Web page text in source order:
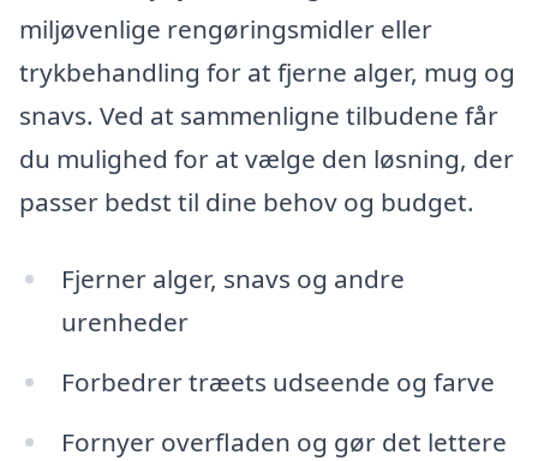
miljøvenlige rengøringsmidler eller
trykbehandling for at fjerne alger, mug og
snavs. Ved at sammenligne tilbudene får
du mulighed for at vælge den løsning, der
passer bedst til dine behov og budget.
Fjerner alger, snavs og andre
urenheder
Forbedrer træets udseende og farve
Fornyer overfladen og gør det lettere